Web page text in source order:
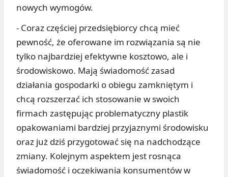
nowych wymogów.
- Coraz częściej przedsiębiorcy chcą mieć
pewność, że oferowane im rozwiązania są nie
tylko najbardziej efektywne kosztowo, ale i
środowiskowo. Mają świadomość zasad
działania gospodarki o obiegu zamkniętym i
chcą rozszerzać ich stosowanie w swoich
firmach zastępując problematyczny plastik
opakowaniami bardziej przyjaznymi środowisku
oraz już dziś przygotować się na nadchodzące
zmiany. Kolejnym aspektem jest rosnąca
świadomość i oczekiwania konsumentów w